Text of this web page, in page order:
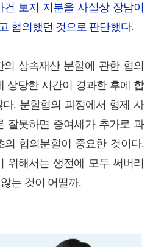
토지 지분을 사실상 장남이
협의했던 것으로 판단했다.
상속재산 분할에 관한 협의
상당한 시간이 경과한 후에 합
. 분할협의 과정에서 형제 사
잘못하면 증여세가 추가로 과
협의분할이 중요한 것이다.
위해서는 생전에 모두 써버리
는 것이 어떨까.